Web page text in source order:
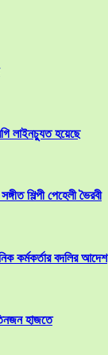
লাইনচ্যুত হয়েছে
শিল্পী পেহেলী ভৈরবী
কর্মকর্তার বদলির আদেশ
হাজতে